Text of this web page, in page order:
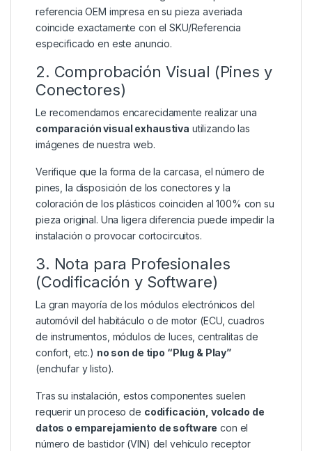
referencia OEM impresa en su pieza averiada
coincide exactamente con el SKU/Referencia
especificado en este anuncio.
2. Comprobación Visual (Pines y
Conectores)
Le recomendamos encarecidamente realizar una
comparación visual exhaustiva utilizando las
imágenes de nuestra web.
Verifique que la forma de la carcasa, el número de
pines, la disposición de los conectores y la
coloración de los plásticos coinciden al 100% con su
pieza original. Una ligera diferencia puede impedir la
instalación o provocar cortocircuitos.
3. Nota para Profesionales
(Codificación y Software)
La gran mayoría de los módulos electrónicos del
automóvil del habitáculo o de motor (ECU, cuadros
de instrumentos, módulos de luces, centralitas de
confort, etc.) no son de tipo “Plug & Play”
(enchufar y listo).
Tras su instalación, estos componentes suelen
requerir un proceso de codificación, volcado de
datos o emparejamiento de software con el
número de bastidor (VIN) del vehículo receptor